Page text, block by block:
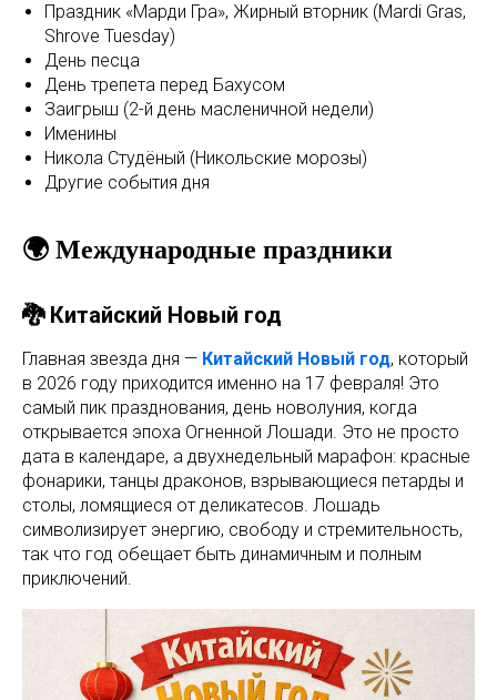
Праздник «Марди Гра», Жирный вторник (Mardi Gras,
Shrove Tuesday)
День песца
День трепета перед Бахусом
Заигрыш (2-й день масленичной недели)
Именины
Никола Студёный (Никольские морозы)
Другие события дня
🌍 Международные праздники
🐉 Китайский Новый год
Главная звезда дня — Китайский Новый год, который
в 2026 году приходится именно на 17 февраля! Это
самый пик празднования, день новолуния, когда
открывается эпоха Огненной Лошади. Это не просто
дата в календаре, а двухнедельный марафон: красные
фонарики, танцы драконов, взрывающиеся петарды и
столы, ломящиеся от деликатесов. Лошадь
символизирует энергию, свободу и стремительность,
так что год обещает быть динамичным и полным
приключений.